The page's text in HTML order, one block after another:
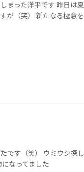
まった洋平です 昨日は
が（笑） 新たなる極意
です（笑） ウミウシ探
なってました